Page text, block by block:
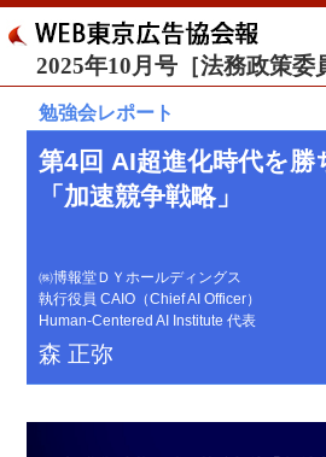
2025年10月号［法務政策委
勉強会レポート
第4回 AI超進化時代を勝
「加速競争戦略」
㈱博報堂ＤＹホールディングス
執行役員 CAIO（Chief AI Officer）
Human-Centered AI Institute 代表
森 正弥